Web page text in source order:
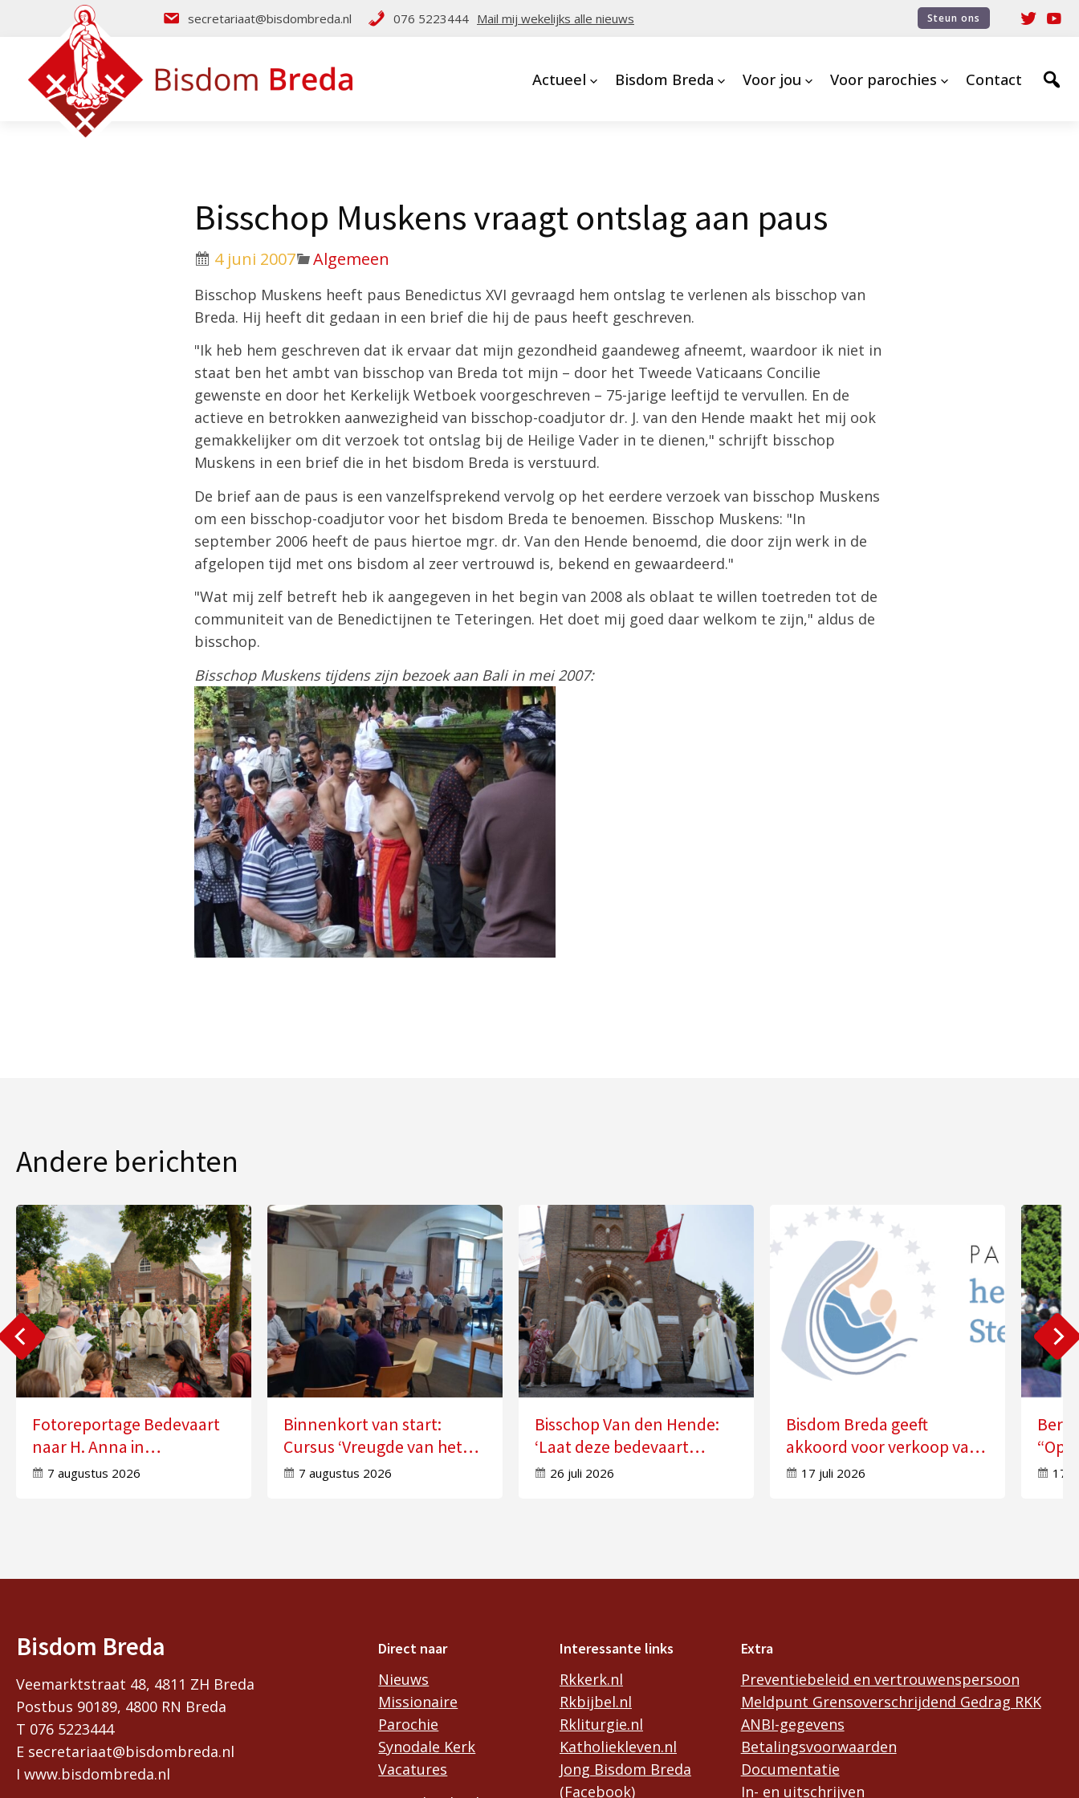
secretariaat@bisdombreda.nl 076 5223444 Mail mij wekelijks alle nieuws Steun ons
Actueel Bisdom Breda Voor jou Voor parochies Contact
Bisschop Muskens vraagt ontslag aan paus
4 juni 2007 Algemeen
Bisschop Muskens heeft paus Benedictus XVI gevraagd hem ontslag te verlenen als bisschop van
Breda. Hij heeft dit gedaan in een brief die hij de paus heeft geschreven.
"Ik heb hem geschreven dat ik ervaar dat mijn gezondheid gaandeweg afneemt, waardoor ik niet in
staat ben het ambt van bisschop van Breda tot mijn – door het Tweede Vaticaans Concilie
gewenste en door het Kerkelijk Wetboek voorgeschreven – 75-jarige leeftijd te vervullen. En de
actieve en betrokken aanwezigheid van bisschop-coadjutor dr. J. van den Hende maakt het mij ook
gemakkelijker om dit verzoek tot ontslag bij de Heilige Vader in te dienen," schrijft bisschop
Muskens in een brief die in het bisdom Breda is verstuurd.
De brief aan de paus is een vanzelfsprekend vervolg op het eerdere verzoek van bisschop Muskens
om een bisschop-coadjutor voor het bisdom Breda te benoemen. Bisschop Muskens: "In
september 2006 heeft de paus hiertoe mgr. dr. Van den Hende benoemd, die door zijn werk in de
afgelopen tijd met ons bisdom al zeer vertrouwd is, bekend en gewaardeerd."
"Wat mij zelf betreft heb ik aangegeven in het begin van 2008 als oblaat te willen toetreden tot de
communiteit van de Benedictijnen te Teteringen. Het doet mij goed daar welkom te zijn," aldus de
bisschop.
Bisschop Muskens tijdens zijn bezoek aan Bali in mei 2007:
Andere berichten
Fotoreportage Bedevaart
naar H. Anna in
Molenschot
7 augustus 2026
Binnenkort van start:
Cursus ‘Vreugde van het
Evangelie ervaren’
7 augustus 2026
Bisschop Van den Hende:
‘Laat deze bedevaart
doorwerken in uw leven’
26 juli 2026
Bisdom Breda geeft
akkoord voor verkoop van
zes kerken
17 juli 2026 17
Bisdom Breda
Veemarktstraat 48, 4811 ZH Breda
Postbus 90189, 4800 RN Breda
T 076 5223444
E secretariaat@bisdombreda.nl
I www.bisdombreda.nl
Direct naar
Nieuws
Missionaire
Parochie
Synodale Kerk
Vacatures
Interessante links
Rkkerk.nl
Rkbijbel.nl
Rkliturgie.nl
Katholiekleven.nl
Jong Bisdom Breda
(Facebook)
Extra
Preventiebeleid en vertrouwenspersoon
Meldpunt Grensoverschrijdend Gedrag RKK
ANBI-gegevens
Betalingsvoorwaarden
Documentatie
In- en uitschrijven